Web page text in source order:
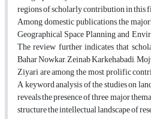
regions of scholarly contribution in this
Among domestic publications, the
Geographical Space Planning and
The review further indicates that
Bahar Nowkar, Zeinab Karkehabadi,
Ziyari are among the most prolific
A keyword analysis of the studies on
reveals the presence of three major
structure the intellectual landscape of